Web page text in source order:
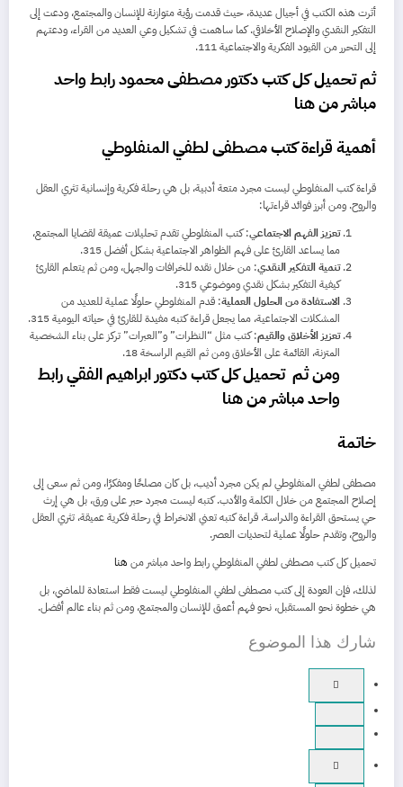
أثرت هذه الكتب في أجيال عديدة، حيث قدمت رؤية متوازنة للإنسان والمجتمع، ودعت إلى
التفكير النقدي والإصلاح الأخلاقي. كما ساهمت في تشكيل وعي العديد من القراء، ودعتهم
إلى التحرر من القيود الفكرية والاجتماعية
111
.
ثمتحميل كل كتب دكتور مصطفى محمود رابط واحد
مباشر من هنا
أهمية قراءة كتب مصطفى لطفي المنفلوطي
قراءة كتب المنفلوطي ليست مجرد متعة أدبية، بل هي رحلة فكرية وإنسانية تثري العقل
والروح. ومن أبرز فوائد قراءتها:
تعزيز الفهم الاجتماعي: كتب المنفلوطي تقدم تحليلات عميقة لقضايا المجتمع،
مما يساعد القارئ على فهم الظواهر الاجتماعية بشكل أفضل
315
.
تنمية التفكير النقدي: من خلال نقده للخرافات والجهل، ومن ثم يتعلم القارئ
كيفية التفكير بشكل نقدي وموضوعي
315
.
الاستفادة من الحلول العملية: قدم المنفلوطي حلولًا عملية للعديد من
المشكلات الاجتماعية، مما يجعل قراءة كتبه مفيدة للقارئ في حياته اليومية
315
.
تعزيز الأخلاق والقيم: كتب مثل “النظرات” و”العبرات” تركز على بناء الشخصية
المتزنة، القائمة على الأخلاق ومن ثم القيم الراسخة 18
.
ومن ثمتحميل كل كتب دكتور ابراهيم الفقي رابط
واحد مباشر من هنا
خاتمة
مصطفى لطفي المنفلوطي لم يكن مجرد أديب، بل كان مصلحًا ومفكرًا، ومن ثم سعى إلى
إصلاح المجتمع من خلال الكلمة والأدب. كتبه ليست مجرد حبر على ورق، بل هي إرث
حي يستحق القراءة والدراسة. قراءة كتبه تعني الانخراط في رحلة فكرية عميقة، تثري العقل
والروح، وتقدم حلولًا عملية لتحديات العصر.
تحميل كل كتب مصطفى لطفي المنفلوطي رابط واحد مباشر من هنا
لذلك، فإن العودة إلى كتب مصطفى لطفي المنفلوطي ليست فقط استعادة للماضي، بل
هي خطوة نحو المستقبل، نحو فهم أعمق للإنسان والمجتمع، ومن ثم بناء عالم أفضل.
شارك هذا الموضوع